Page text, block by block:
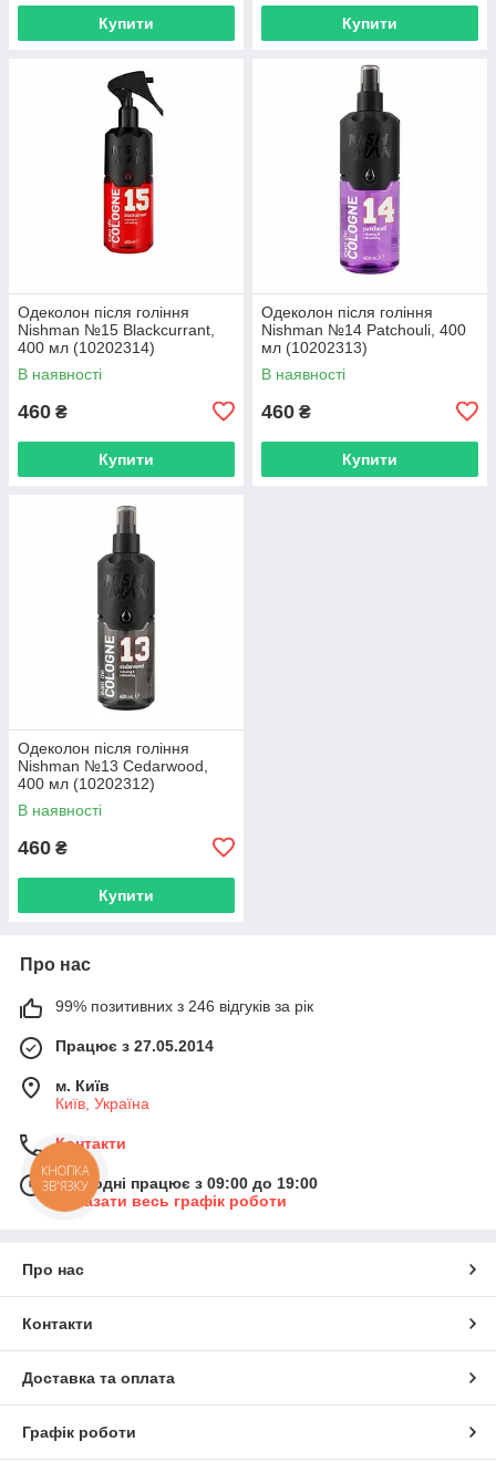
Купити Купити
Одеколон після гоління
Nishman №15 Blackcurrant,
400 мл (10202314)
В наявності
460 ₴
Купити
Одеколон після гоління
Nishman №14 Patchouli, 400
мл (10202313)
В наявності
460 ₴
Купити
Одеколон після гоління
Nishman №13 Cedarwood,
400 мл (10202312)
В наявності
460 ₴
Купити
Про нас
99% позитивних з 246 відгуків за рік
Працює з 27.05.2014
м. Київ
Київ, Україна
Контакти
Сьогодні працює з 09:00 до 19:00
Показати весь графік роботи
Про нас
Контакти
Доставка та оплата
Графік роботи
КНОПКА
ЗВ'ЯЗКУ